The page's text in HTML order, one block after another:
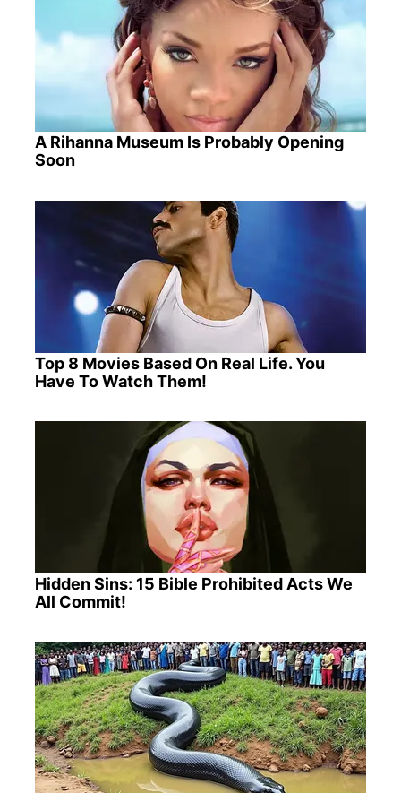
A Rihanna Museum Is Probably Opening
Soon
Top 8 Movies Based On Real Life. You
Have To Watch Them!
Hidden Sins: 15 Bible Prohibited Acts We
All Commit!